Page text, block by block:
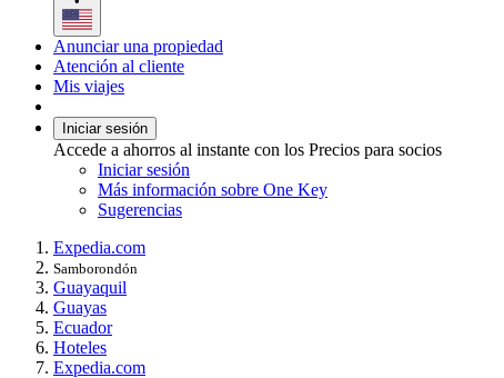
Anunciar una propiedad
Atención al cliente
Mis viajes
Iniciar sesión
Accede a ahorros al instante con los Precios para socios
Iniciar sesión
Más información sobre One Key
Sugerencias
Expedia.com
Samborondón
Guayaquil
Guayas
Ecuador
Hoteles
Expedia.com